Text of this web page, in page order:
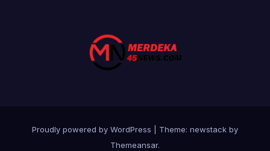
Proudly powered by WordPress
Theme: newstack by
Themeansar.